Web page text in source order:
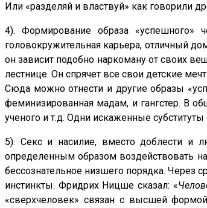
Или «разделяй и властвуй» как говорили
4). Формирование образа «успешного»
головокружительная карьера, отличный
он зависит подобно наркоману от своих
лестнице. Он спрячет все свои детские
Сюда можно отнести и другие образы
феминизированная мадам, и гангстер. В
ученого и т.д. Одни искаженные
5). Секс и насилие, вместо доблести и
определенным образом воздействовать
бессознательное низшего порядка. Через
инстинкты. Фридрих Ницше сказал: «
«сверхчеловек» связан с высшей формой